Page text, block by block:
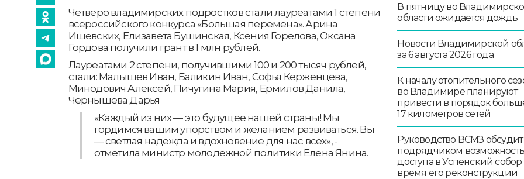
Четверо владимирских подростков стали лауреатами 1 степени
всероссийского конкурса «Большая перемена». Арина
Ишевских, Елизавета Бушинская, Ксения Горелова, Оксана
Гордова получили грант в 1 млн рублей.
Лауреатами 2 степени, получившими 100 и 200 тысяч рублей,
стали: Малышев Иван, Баликин Иван, Софья Керженцева,
Минодович Алексей, Пичугина Мария, Ермилов Данила,
Чернышева Дарья
«Каждый из них — это будущее нашей страны! Мы
гордимся вашим упорством и желанием развиваться. Вы
— светлая надежда и вдохновение для нас всех», -
отметила министр молодежной политики Елена Янина.
В пятницу во
области ожидается дождь
Новости Владимирской
за 6 августа 2026 года
К началу отопительного
во Владимире планируют
привести в порядок
17 километров сетей
Руководство ВСМЗ обсудит
подрядчиком возможность
доступа в Успенский собор
время его реконструкции